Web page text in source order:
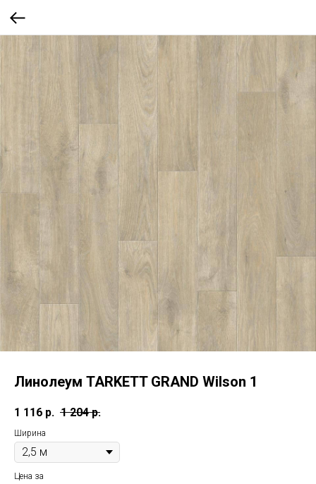
Линолеум TARKETT GRAND Wilson 1
1 116 р. 1 204 р.
Ширина
Цена за